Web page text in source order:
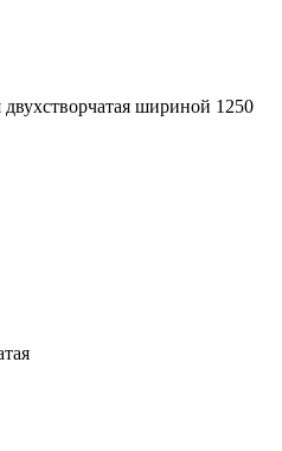
двухстворчатая шириной 1250